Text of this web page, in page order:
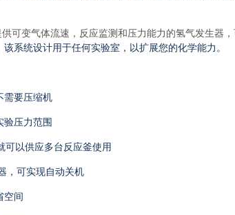
可变气体流速，反应监测和压力能力的氢气发生器，
系统设计用于任何实验室，以扩展您的化学能力。
需要压缩机
验压力范围
可以供应多台反应釜使用
，可实现自动关机
空间